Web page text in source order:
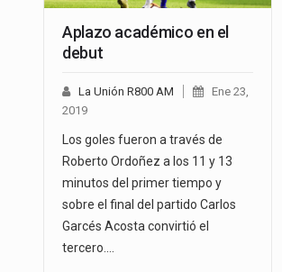
Aplazo académico en el
debut
La Unión R800 AM
Ene 23,
2019
Los goles fueron a través de
Roberto Ordoñez a los 11 y 13
minutos del primer tiempo y
sobre el final del partido Carlos
Garcés Acosta convirtió el
tercero.…